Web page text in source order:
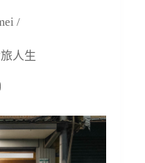
/
人生